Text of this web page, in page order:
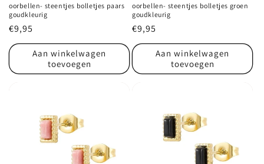
oorbellen- steentjes bolletjes paars
goudkleurig
Normale
prijs
€9,95
Aan winkelwagen
toevoegen
oorbellen- steentjes bolletjes groen
goudkleurig
Normale
prijs
€9,95
Aan winkelwagen
toevoegen